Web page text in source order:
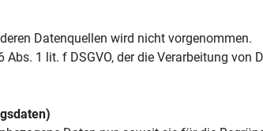
Datenquellen wird nicht vorgenommen.
1 lit. f DSGVO, der die Verarbeitung